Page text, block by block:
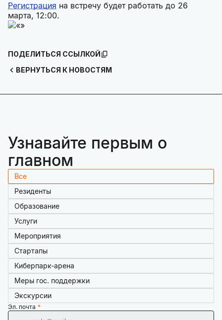
Регистрация на встречу будет работать до 26
марта, 12:00.
ВЕРНУТЬСЯ К НОВОСТЯМ
ПОДЕЛИТЬСЯ ССЫЛКОЙ
Узнавайте первым о
главном
Все
Резиденты
Образование
Услуги
Мероприятия
Стартапы
Киберпарк-арена
Меры гос. поддержки
Экскурсии
Эл. почта